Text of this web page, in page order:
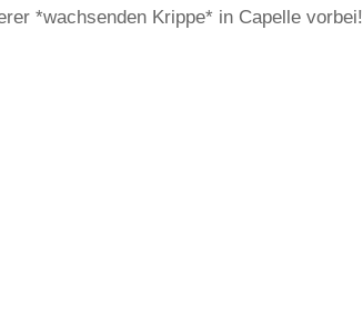
*wachsenden Krippe* in Capelle vorbei!